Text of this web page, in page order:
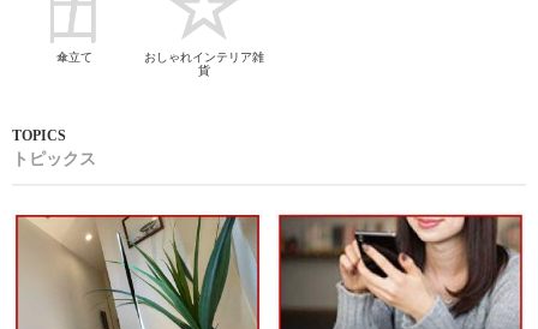
傘立て
おしゃれインテリア雑
貨
トピックス